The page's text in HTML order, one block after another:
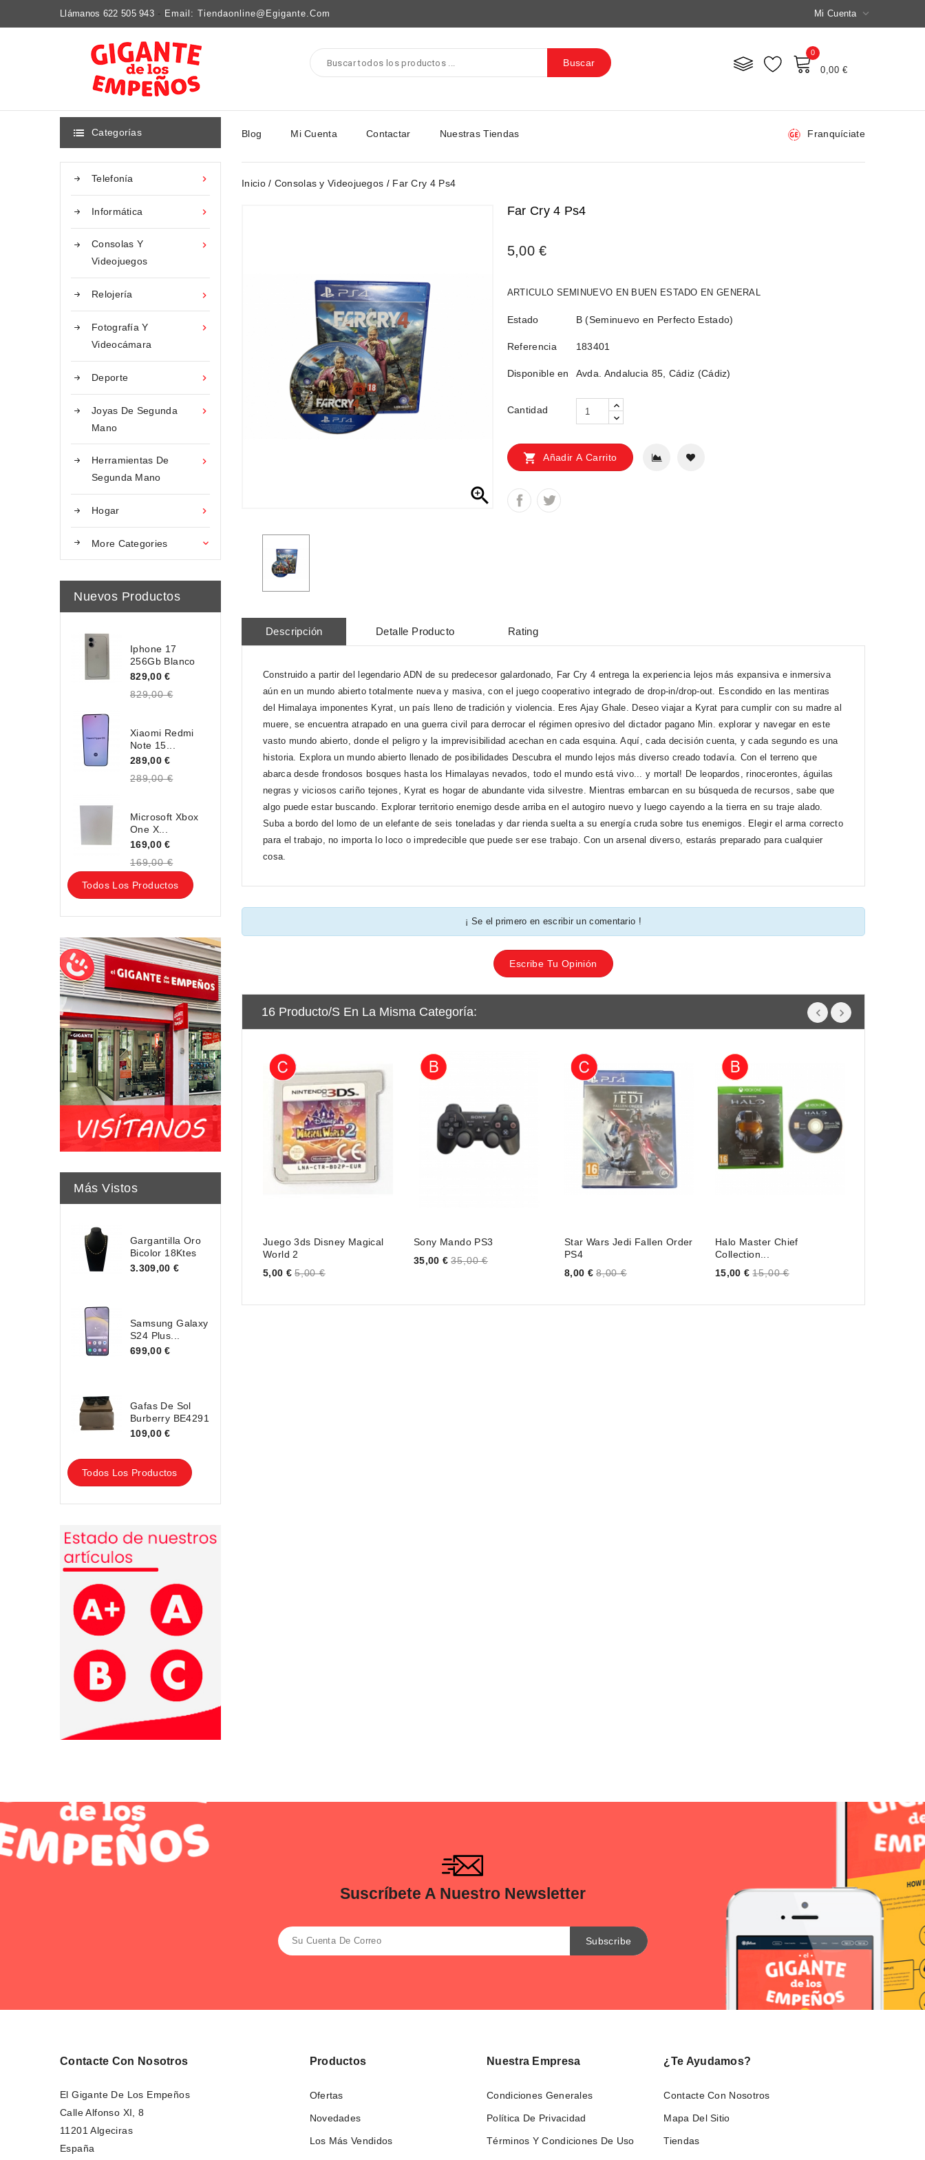
Llámanos 622 505 943 - Email: Tiendaonline@egigante.com Mi Cuenta 
0
0,00 €
Buscar
 Categorías

Telefonía

Informática

Consolas Y
Videojuegos

Relojería

Fotografía Y
Videocámara

Deporte

Joyas De Segunda
Mano

Herramientas De
Segunda Mano

Hogar
More Categories 
Nuevos Productos
Iphone 17
256Gb Blanco
829,00 €
829,00 €
Xiaomi Redmi
Note 15...
289,00 €
289,00 €
Microsoft Xbox
One X...
169,00 €
169,00 €
Todos Los Productos
Más Vistos
Gargantilla Oro
Bicolor 18Ktes
3.309,00 €
Samsung Galaxy
S24 Plus...
699,00 €
Gafas De Sol
Burberry BE4291
109,00 €
Todos Los Productos
Blog Mi Cuenta Contactar Nuestras Tiendas Franquíciate
Inicio Consolas y Videojuegos Far Cry 4 Ps4

Far Cry 4 Ps4
5,00 €
ARTICULO SEMINUEVO EN BUEN ESTADO EN GENERAL
Estado B (Seminuevo en Perfecto Estado)
Referencia 183401
Disponible en Avda. Andalucia 85, Cádiz (Cádiz)
Cantidad
 Añadir A Carrito
Descripción Detalle Producto Rating
Construido a partir del legendario ADN de su predecesor galardonado, Far Cry 4 entrega la experiencia lejos más expansiva e inmersiva
aún en un mundo abierto totalmente nueva y masiva, con el juego cooperativo integrado de drop-in/drop-out. Escondido en las mentiras
del Himalaya imponentes Kyrat, un país lleno de tradición y violencia. Eres Ajay Ghale. Deseo viajar a Kyrat para cumplir con su madre al
muere, se encuentra atrapado en una guerra civil para derrocar el régimen opresivo del dictador pagano Min. explorar y navegar en este
vasto mundo abierto, donde el peligro y la imprevisibilidad acechan en cada esquina. Aquí, cada decisión cuenta, y cada segundo es una
historia. Explora un mundo abierto llenado de posibilidades Descubra el mundo lejos más diverso creado todavía. Con el terreno que
abarca desde frondosos bosques hasta los Himalayas nevados, todo el mundo está vivo... y mortal! De leopardos, rinocerontes, águilas
negras y viciosos cariño tejones, Kyrat es hogar de abundante vida silvestre. Mientras embarcan en su búsqueda de recursos, sabe que
algo puede estar buscando. Explorar territorio enemigo desde arriba en el autogiro nuevo y luego cayendo a la tierra en su traje alado.
Suba a bordo del lomo de un elefante de seis toneladas y dar rienda suelta a su energía cruda sobre tus enemigos. Elegir el arma correcto
para el trabajo, no importa lo loco o impredecible que puede ser ese trabajo. Con un arsenal diverso, estarás preparado para cualquier
cosa.
¡ Se el primero en escribir un comentario !
Escribe Tu Opinión
16 Producto/s En La Misma Categoría:
Juego 3ds Disney Magical
World 2
Price
5,00 € 5,00 €
Sony Mando PS3
Price
35,00 € 35,00 €
Star Wars Jedi Fallen Order
PS4
Price
8,00 € 8,00 €
Halo Master Chief
Collection...
Price
15,00 € 15,00 €
Suscríbete A Nuestro Newsletter
Contacte Con Nosotros
El Gigante De Los Empeños
Calle Alfonso XI, 8
11201 Algeciras
España
Productos
Ofertas
Novedades
Los Más Vendidos
Nuestra Empresa
Condiciones Generales
Política De Privacidad
Términos Y Condiciones De Uso
¿Te Ayudamos?
Contacte Con Nosotros
Mapa Del Sitio
Tiendas